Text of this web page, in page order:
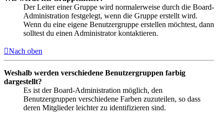
Der Leiter einer Gruppe wird normalerweise durch die Board-
Administration festgelegt, wenn die Gruppe erstellt wird.
Wenn du eine eigene Benutzergruppe erstellen möchtest, dann
solltest du einen Administrator kontaktieren.
Nach oben
Weshalb werden verschiedene Benutzergruppen farbig
dargestellt?
Es ist der Board-Administration möglich, den
Benutzergruppen verschiedene Farben zuzuteilen, so dass
deren Mitglieder leichter zu identifizieren sind.